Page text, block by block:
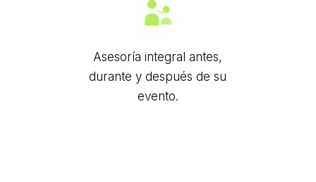
Asesoría integral antes,
durante y después de su
evento.